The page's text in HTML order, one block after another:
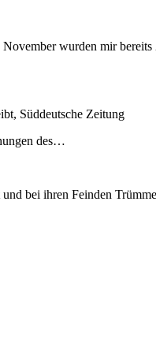
wurden mir
Süddeutsche Zeitung
des…
bei ihren Feinden